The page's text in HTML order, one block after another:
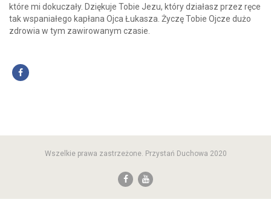
które mi dokuczały. Dziękuje Tobie Jezu, który działasz przez ręce
tak wspaniałego kapłana Ojca Łukasza. Życzę Tobie Ojcze dużo
zdrowia w tym zawirowanym czasie.
Wszelkie prawa zastrzeżone. Przystań Duchowa 2020